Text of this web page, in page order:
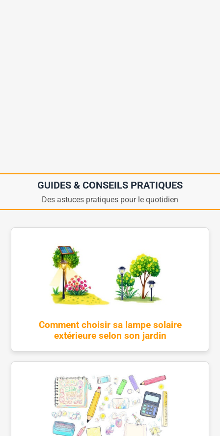
GUIDES & CONSEILS PRATIQUES
Des astuces pratiques pour le quotidien
Comment choisir sa lampe solaire
extérieure selon son jardin